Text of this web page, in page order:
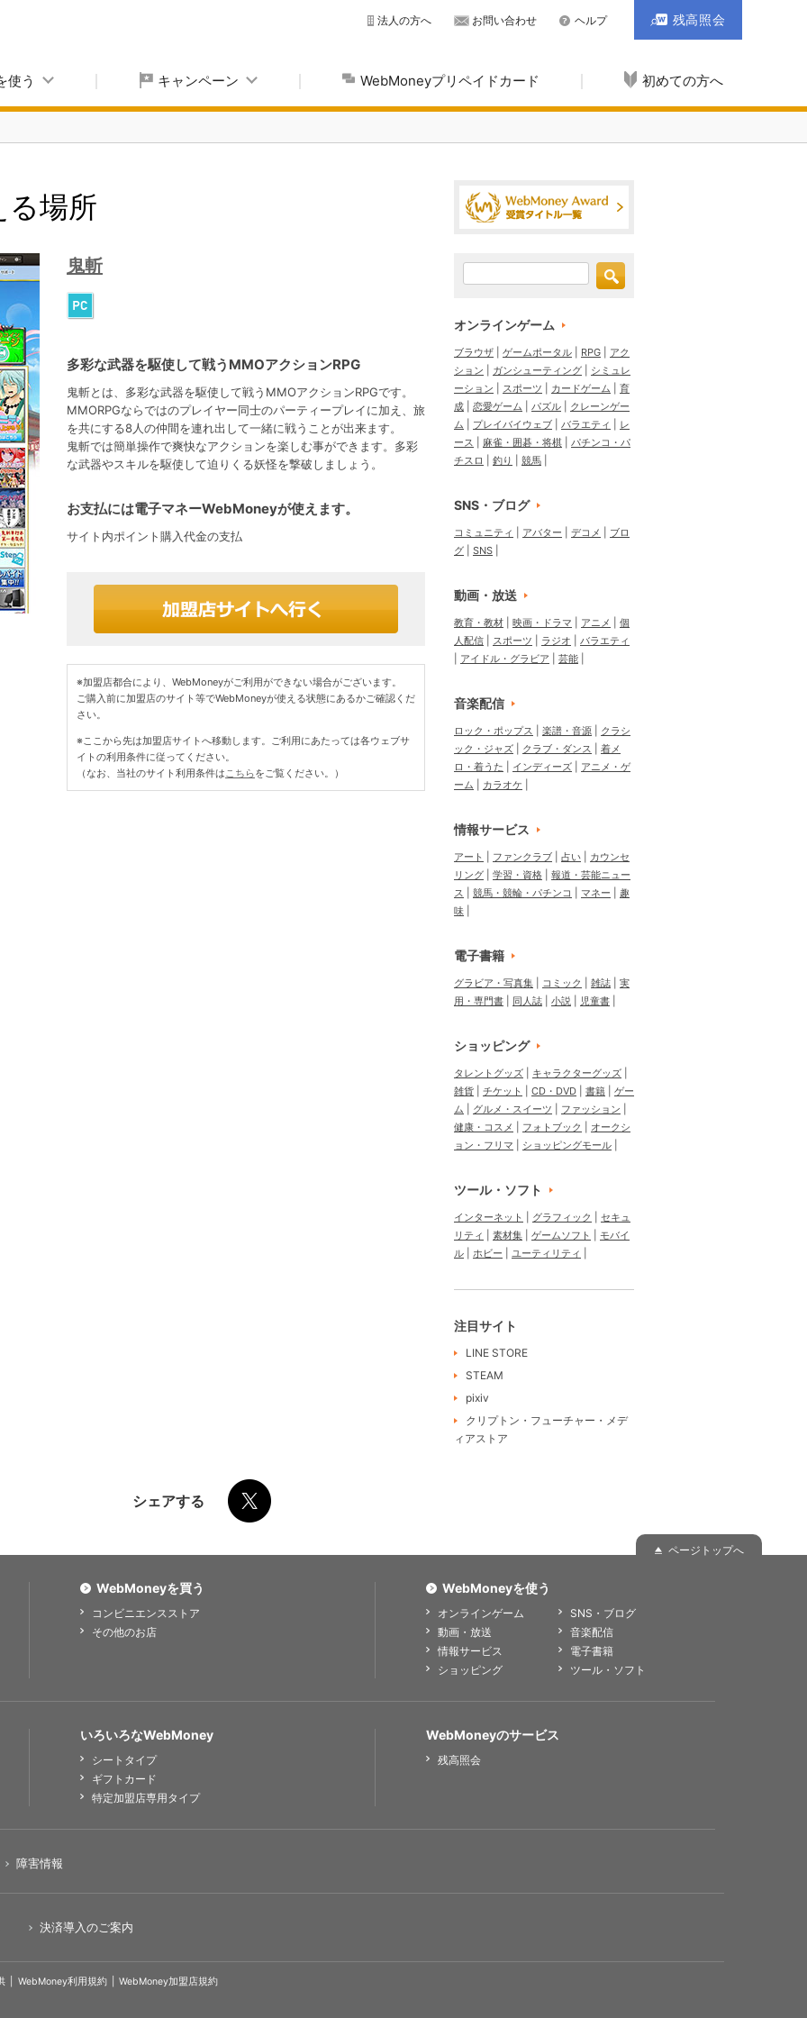
使う キャンペーン WebMoneyプリペイドカード 初めての方へ
法人の方へ お問い合わせ ヘルプ 残高照会
場所
鬼斬
多彩な武器を駆使して戦うMMOアクションRPG
鬼斬とは、多彩な武器を駆使して戦うMMOアクションRPGです。
MMORPGならではのプレイヤー同士のパーティープレイに加え、旅
を共にする8人の仲間を連れ出して一緒に戦うことが出来ます。
鬼斬では簡単操作で爽快なアクションを楽しむ事ができます。多彩
な武器やスキルを駆使して迫りくる妖怪を撃破しましょう。
お支払には電子マネーWebMoneyが使えます。
サイト内ポイント購入代金の支払
※加盟店都合により、WebMoneyがご利用ができない場合がございます。
ご購入前に加盟店のサイト等でWebMoneyが使える状態にあるかご確認くだ
さい。
※ここから先は加盟店サイトへ移動します。ご利用にあたっては各ウェブサ
イトの利用条件に従ってください。
（なお、当社のサイト利用条件はこちらをご覧ください。）
オンラインゲーム
ブラウザ ゲームポータル RPG
アク
ション
ガンシューティング
シミュレ
ーション
スポーツ カードゲーム
育
成
恋愛ゲーム パズル
クレーンゲー
ム
プレイバイウェブ バラエティ
レ
ース
麻雀・囲碁・将棋
パチンコ・パ
チスロ
釣り 競馬
SNS・ブログ
コミュニティ アバター デコメ
ブロ
グ
SNS
動画・放送
教育・教材 映画・ドラマ アニメ
個
人配信
スポーツ ラジオ
バラエティ
アイドル・グラビア
芸能
音楽配信
ロック・ポップス 楽譜・音源
クラシ
ック・ジャズ
クラブ・ダンス
着メ
ロ・着うた
インディーズ
アニメ・ゲ
ーム
カラオケ
情報サービス
アート ファンクラブ 占い
カウンセ
リング
学習・資格
報道・芸能ニュー
ス
競馬・競輪・パチンコ マネー
趣
味
電子書籍
グラビア・写真集 コミック 雑誌
実
用・専門書
同人誌 小説 児童書
ショッピング
タレントグッズ
キャラクターグッズ
雑貨
チケット CD・DVD 書籍
ゲー
ム
グルメ・スイーツ
ファッション
健康・コスメ
フォトブック
オークシ
ョン・フリマ
ショッピングモール
ツール・ソフト
インターネット グラフィック
セキュ
リティ
素材集 ゲームソフト
モバイ
ル
ホビー ユーティリティ
注目サイト
LINE STORE
STEAM
pixiv
クリプトン・フューチャー・メデ
ィアストア
シェアする
ページトップへ
WebMoneyを買う
コンビニエンスストア
その他のお店
WebMoneyを使う
オンラインゲーム
SNS・ブログ
動画・放送
音楽配信
情報サービス
電子書籍
ショッピング
ツール・ソフト
いろいろなWebMoney
シートタイプ
ギフトカード
特定加盟店専用タイプ
WebMoneyのサービス
残高照会
障害情報
決済導入のご案内
WebMoney利用規約
WebMoney加盟店規約